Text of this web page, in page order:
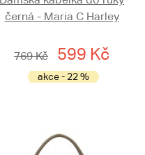
černá - Maria C Harley
769 Kč 599 Kč
akce - 22 %